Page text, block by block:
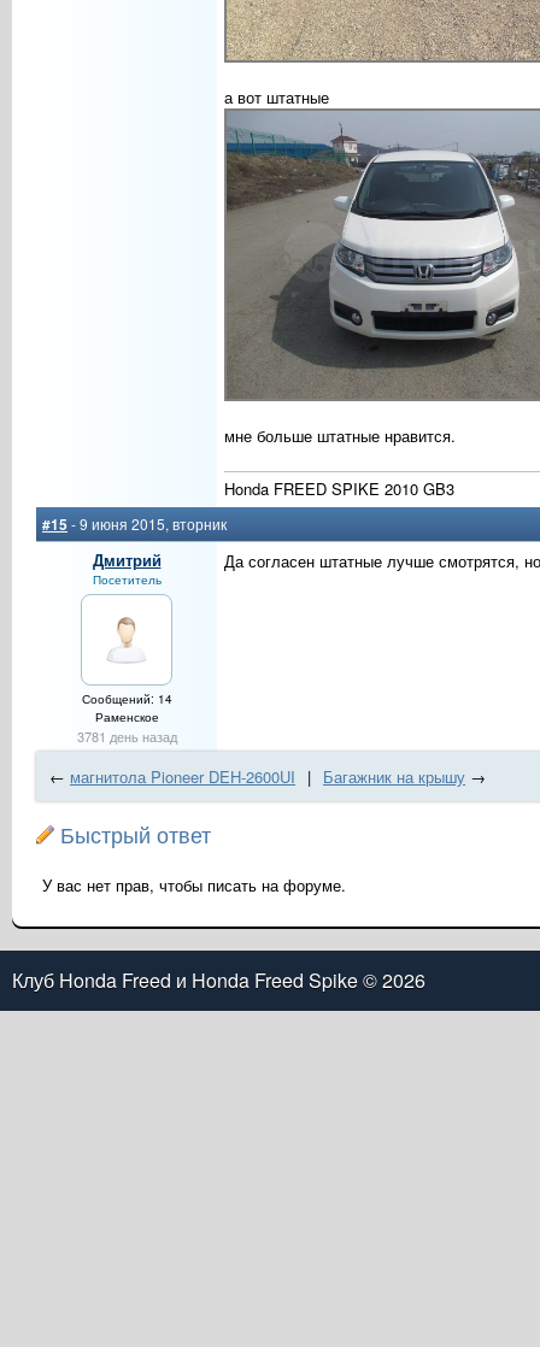
а вот штатные
мне больше штатные нравится.
Honda FREED SPIKE 2010 GB3
#15 - 9 июня 2015, вторник
Дмитрий
Посетитель
Сообщений: 14
Раменское
3781 день назад
Да согласен штатные лучше смотрятся,
← магнитола Pioneer DEH-2600UI | Багажник на крышу →
Быстрый ответ
У вас нет прав, чтобы писать на форуме.
Клуб Honda Freed и Honda Freed Spike© 2026